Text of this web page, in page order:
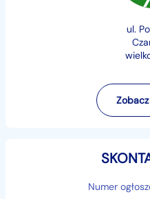
fakturę VAT
Państwo również
Dwustrefowa
Podgrzewane fotele
Systemy: ABS, ESP,
wspomaganie
Bluetooth, zestaw
ul.
Numer